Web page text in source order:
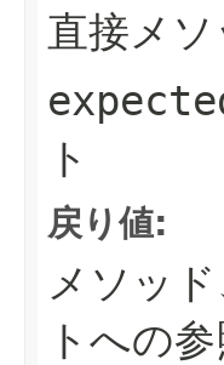
直接メ
ト
戻り値:
メソッ
トへの参